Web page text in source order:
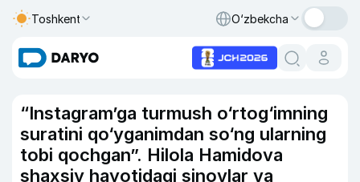
Toshkent O‘zbekcha
“Instagram’ga turmush o‘rtog‘imning
suratini qo‘yganimdan so‘ng ularning
tobi qochgan”. Hilola Hamidova
shaxsiy hayotidagi sinovlar va